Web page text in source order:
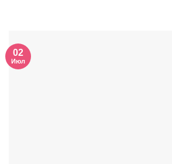
02
Июл